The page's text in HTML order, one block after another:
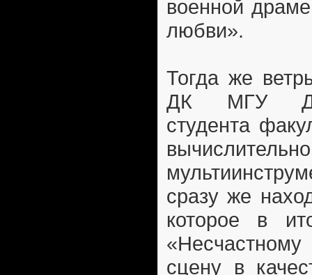
военной
любви».
Тогда же
ДК МГУ
студента
сразу же
которое в
сцену в